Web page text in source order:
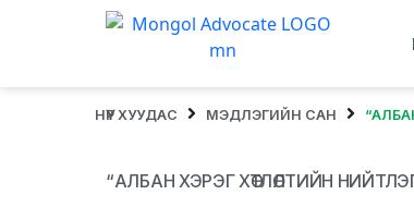
НҮҮР ХУУДАС МЭДЛЭГИЙН САН
“АЛБАН ХЭРЭГ ХӨТЛӨЛТИЙН